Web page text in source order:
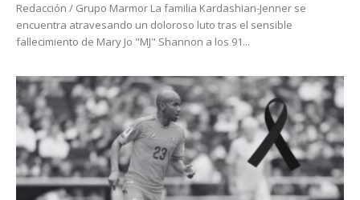
Redacción / Grupo Marmor La familia Kardashian-Jenner se
encuentra atravesando un doloroso luto tras el sensible
fallecimiento de Mary Jo "MJ" Shannon a los 91...